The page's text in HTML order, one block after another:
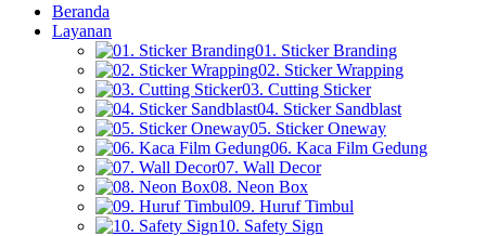
Beranda
Layanan
01. Sticker Branding
02. Sticker Wrapping
03. Cutting Sticker
04. Sticker Sandblast
05. Sticker Oneway
06. Kaca Film Gedung
07. Wall Decor
08. Neon Box
09. Huruf Timbul
10. Safety Sign